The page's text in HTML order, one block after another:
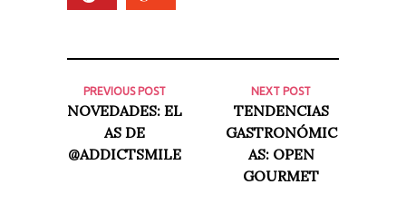
PREVIOUS POST
NOVEDADES: EL
AS DE
@ADDICTSMILE
NEXT POST
TENDENCIAS
GASTRONÓMIC
AS: OPEN
GOURMET